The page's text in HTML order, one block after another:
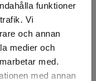
funktioner
Vi
och annan
medier och
med.
med annan